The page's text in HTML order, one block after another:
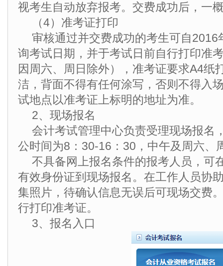
视考生自动放弃报考。交费成功后，一
（4）准考证打印
审核通过并交费成功的考生可自2016
询考试日期，并于考试日前自行打印准
因周六、周日除外），准考证要求A4纸
洁，背面不得有任何涂写，否则不得入
试地点以准考证上标明的地址为准。
2、现场报名
会计考试管理中心负责受理现场报名
公时间为8：30-16：30，中午及周六、
不具备网上报名条件的报考人员，可
有效身份证到现场报名。在工作人员协
集照片，待确认信息无误后可现场交费
行打印准考证。
3、报名入口